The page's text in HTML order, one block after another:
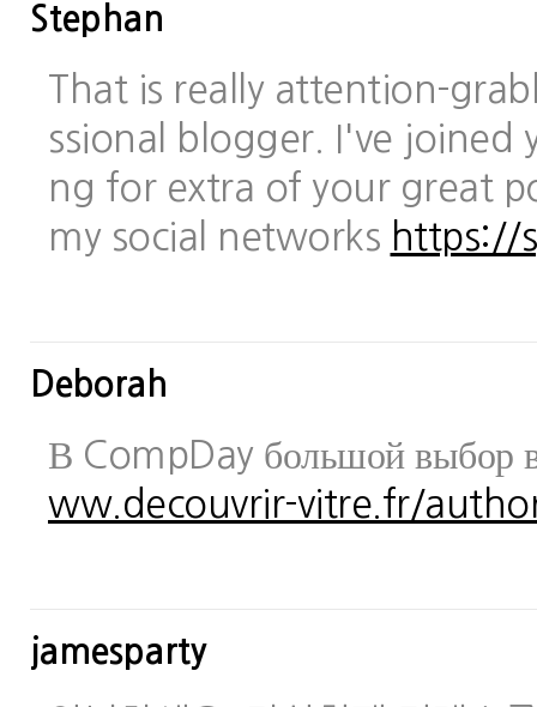
Stephan
That is really attention-
ssional blogger. I've joined
ng for extra of your great
my social networks https://
Deborah
В CompDay большой выбор
ww.decouvrir-vitre.fr/
jamesparty